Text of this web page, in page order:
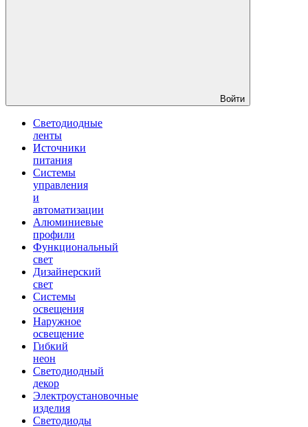
Войти
Светодиодные
ленты
Источники
питания
Системы
управления
и
автоматизации
Алюминиевые
профили
Функциональный
свет
Дизайнерский
свет
Системы
освещения
Наружное
освещение
Гибкий
неон
Светодиодный
декор
Электроустановочные
изделия
Светодиоды